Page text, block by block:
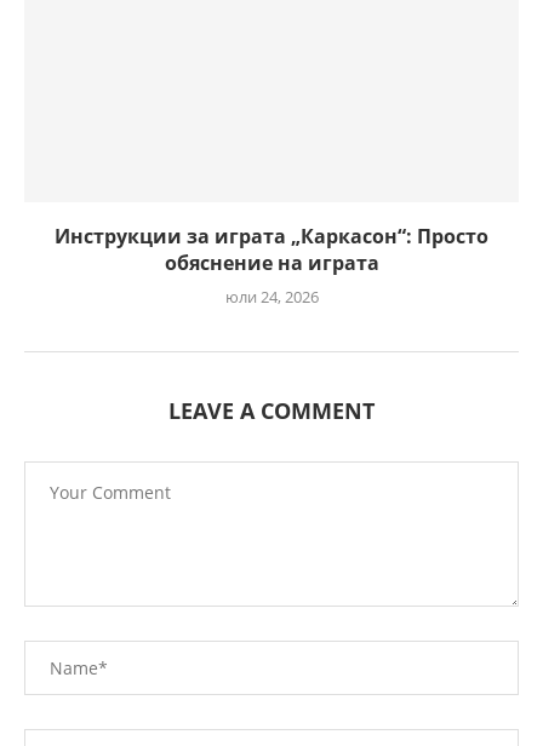
Инструкции за играта „Каркасон“: Просто
обяснение на играта
юли 24, 2026
LEAVE A COMMENT